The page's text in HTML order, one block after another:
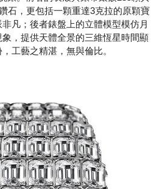
石，更包括一顆重達3克拉的原顆寶
凡；後者錶盤上的立體模型模仿月
，提供天體全景的三維恆星時間顯
工藝之精湛，無與倫比。